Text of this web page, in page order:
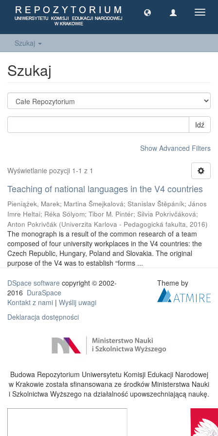
Szukaj
Szukaj
Idź
Show Advanced Filters
Wyświetlanie pozycji 1-1 z 1
Teaching of national languages in the V4 countries
Pieniążek, Marek; Martina Šmejkalová; Stanislav Štěpáník; János
Imre Heltai; Réka Sólyom; Tibor M. Pintér; Silvia Pokrivčáková;
Anton Pokrivčák (Univerzita Karlova - Pedagogická fakulta, 2016)
The monograph is a result of the common research of a team
composed of four university workplaces in the V4 countries: the
Czech Republic, Hungary, Poland and Slovakia. The original
purpose of the V4 was to establish “forms ...
DSpace software copyright © 2002-
2016 DuraSpace
Kontakt z nami | Wyślij uwagi
Deklaracja dostępności
Theme by
Budowa Repozytorium Uniwersytetu Komisji Edukacji Narodowej
w Krakowie została sfinansowana ze środków Ministerstwa Nauki
i Szkolnictwa Wyższego na działalność upowszechniającą naukę.